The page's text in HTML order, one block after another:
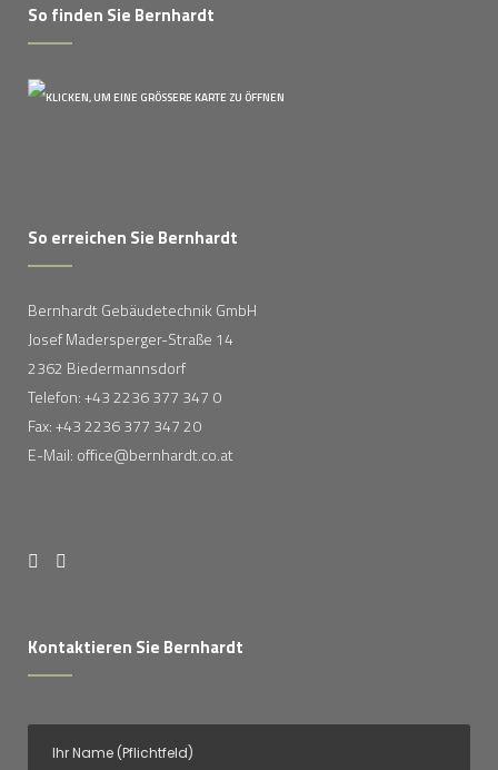
So finden Sie Bernhardt
So erreichen Sie Bernhardt
Bernhardt Gebäudetechnik GmbH
Josef Madersperger-Straße 14
2362 Biedermannsdorf
Telefon: +43 2236 377 347 0
Fax: +43 2236 377 347 20
E-Mail: office@bernhardt.co.at
Kontaktieren Sie Bernhardt